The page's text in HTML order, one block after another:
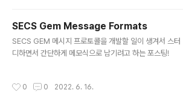
fish 3.5.0 Homebrew 설치 shell에서 아래의 커맨드
를 치면 알아서 설치 됨! /bin/bash -c "$(curl -fsSL htt
ps://raw.githubusercontent.com/Homebrew/inst
SECS Gem Message Formats
SECS GEM 메시지 프로토콜을 개발할 일이 생겨서 스터
디하면서 간단하게 메모식으로 남기려고 하는 포스팅!
0 0 2022. 6. 16.